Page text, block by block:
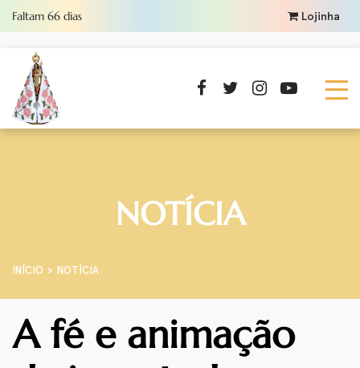
Faltam 66 dias Lojinha
NOTÍCIA
INÍCIO NOTÍCIA
A fé e animação